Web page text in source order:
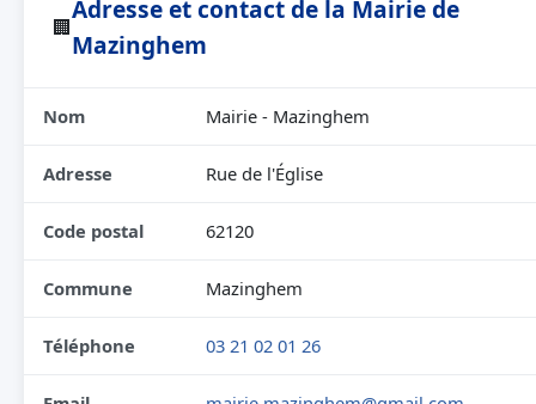
🏢
Adresse et contact de la Mairie de
Mazinghem
Nom Mairie - Mazinghem
Adresse Rue de l'Église
Code postal 62120
Commune Mazinghem
Téléphone 03 21 02 01 26